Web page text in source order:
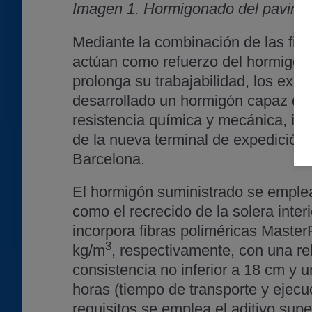
Imagen 1. Hormigonado del
Mediante la combinación de las
actúan como refuerzo del
prolonga su trabajabilidad, los
desarrollado un hormigón capaz
resistencia química y mecánica,
de la nueva terminal de
Barcelona.
El hormigón suministrado se
como el recrecido de la solera
incorpora fibras poliméricas
kg/m3, respectivamente, con una
consistencia no inferior a 18 cm y
horas (tiempo de transporte y